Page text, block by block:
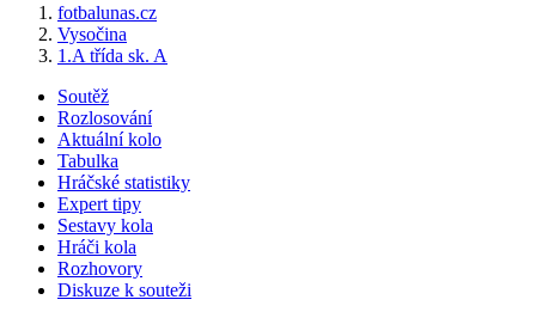
fotbalunas.cz
Vysočina
1.A třída sk. A
Soutěž
Rozlosování
Aktuální kolo
Tabulka
Hráčské statistiky
Expert tipy
Sestavy kola
Hráči kola
Rozhovory
Diskuze k souteži